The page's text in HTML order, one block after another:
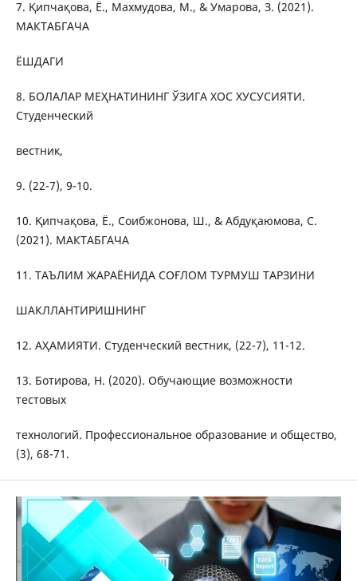
7. Қипчақова, Ё., Махмудова, М., & Умарова, З. (2021).
МАКТАБГАЧА
ЁШДАГИ
8. БОЛАЛАР МЕҲНАТИНИНГ ЎЗИГА ХОС ХУСУСИЯТИ.
Студенческий
вестник,
9. (22-7), 9-10.
10. Қипчақова, Ё., Соибжонова, Ш., & Абдуқаюмова, С.
(2021). МАКТАБГАЧА
11. ТАЪЛИМ ЖАРАЁНИДА СОҒЛОМ ТУРМУШ ТАРЗИНИ
ШАКЛЛАНТИРИШНИНГ
12. АҲАМИЯТИ. Студенческий вестник, (22-7), 11-12.
13. Ботирова, Н. (2020). Обучающие возможности
тестовых
технологий. Профессиональное образование и общество,
(3), 68-71.